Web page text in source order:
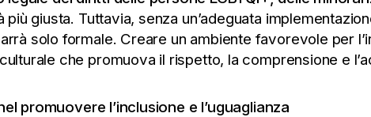
giusta. Tuttavia, senza un’adeguata
solo formale. Creare un ambiente favorevole per
che promuova il rispetto, la comprensione e
promuovere l’inclusione e l’uguaglianza